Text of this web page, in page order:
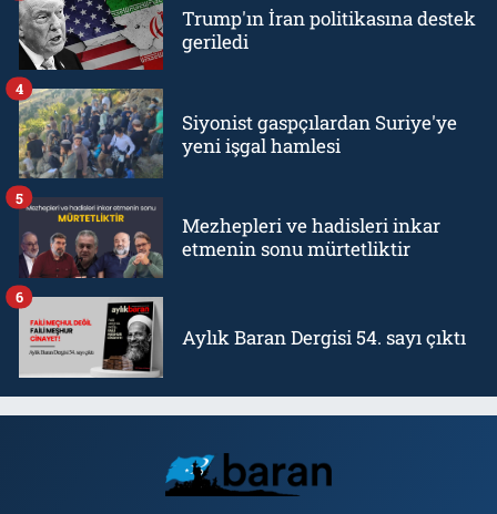
Trump'ın İran politikasına destek
geriledi
Siyonist gaspçılardan Suriye'ye
yeni işgal hamlesi
4
Mezhepleri ve hadisleri inkar
etmenin sonu mürtetliktir
5
Aylık Baran Dergisi 54. sayı çıktı
6